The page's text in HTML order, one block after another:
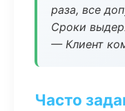
раза, все
Сроки
— Клиент
Часто